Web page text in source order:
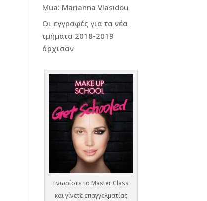
Mua: Marianna Vlasidou
Οι εγγραφές για τα νέα
τμήματα 2018-2019
άρχισαν
Γνωρίστε το Master Class
και γίνετε επαγγελματίας